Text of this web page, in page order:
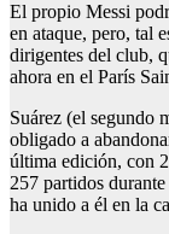
El propio Messi
en ataque, pero, tal
dirigentes del club,
ahora en el París
Suárez (el segundo
obligado a
última edición, con
257 partidos
ha unido a él en la